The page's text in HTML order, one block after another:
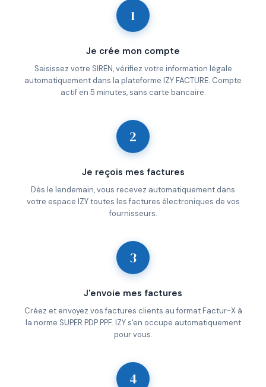
1
Je crée mon compte
Saisissez votre SIREN, vérifiez votre information légale
automatiquement dans la plateforme IZY FACTURE. Compte
actif en 5 minutes, sans carte bancaire.
2
Je reçois mes factures
Dès le lendemain, vous recevez automatiquement dans
votre espace IZY toutes les factures électroniques de vos
fournisseurs.
3
J'envoie mes factures
Créez et envoyez vos factures clients au format Factur-X à
la norme SUPER PDP PPF. IZY s'en occupe automatiquement
pour vous.
4